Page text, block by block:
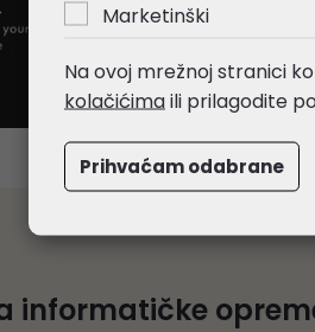
informatičke
Marketinški
Na ovoj mrežnoj stranici
kolačićimaili prilagodite
Prihvaćam odabrane